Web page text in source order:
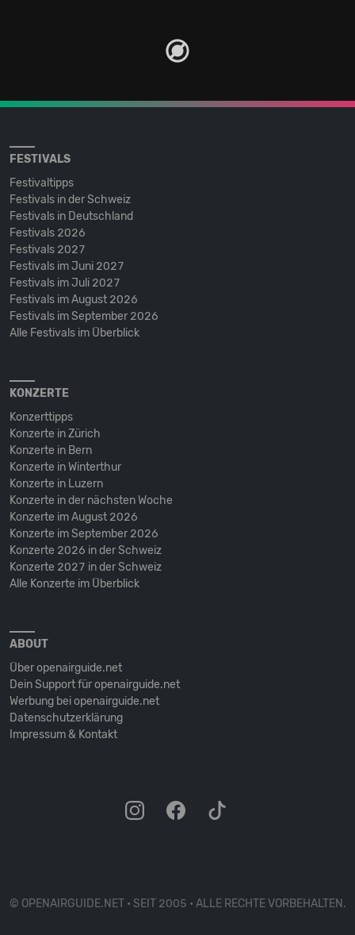
FESTIVALS
Festivaltipps
Festivals in der Schweiz
Festivals in Deutschland
Festivals 2026
Festivals 2027
Festivals im Juni 2027
Festivals im Juli 2027
Festivals im August 2026
Festivals im September 2026
Alle Festivals im Überblick
KONZERTE
Konzerttipps
Konzerte in Zürich
Konzerte in Bern
Konzerte in Winterthur
Konzerte in Luzern
Konzerte in der nächsten Woche
Konzerte im August 2026
Konzerte im September 2026
Konzerte 2026 in der Schweiz
Konzerte 2027 in der Schweiz
Alle Konzerte im Überblick
ABOUT
Über openairguide.net
Dein Support für openairguide.net
Werbung bei openairguide.net
Datenschutz­erklärung
Impressum & Kontakt
© OPENAIRGUIDE.NET • SEIT 2005 • ALLE RECHTE VORBEHALTEN.